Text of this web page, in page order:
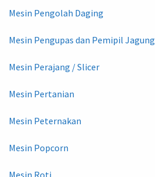
Mesin Pengolah Daging
Mesin Pengupas dan Pemipil Jagung
Mesin Perajang / Slicer
Mesin Pertanian
Mesin Peternakan
Mesin Popcorn
Mesin Roti